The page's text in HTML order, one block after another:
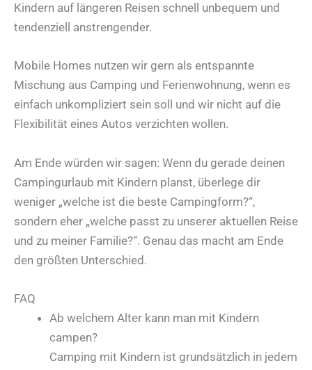
Kindern auf längeren Reisen schnell unbequem und
tendenziell anstrengender.
Mobile Homes nutzen wir gern als entspannte
Mischung aus Camping und Ferienwohnung, wenn es
einfach unkompliziert sein soll und wir nicht auf die
Flexibilität eines Autos verzichten wollen.
Am Ende würden wir sagen: Wenn du gerade deinen
Campingurlaub mit Kindern planst, überlege dir
weniger „welche ist die beste Campingform?“,
sondern eher „welche passt zu unserer aktuellen Reise
und zu meiner Familie?“. Genau das macht am Ende
den größten Unterschied.
FAQ
Ab welchem Alter kann man mit Kindern
campen?
Camping mit Kindern ist grundsätzlich in jedem